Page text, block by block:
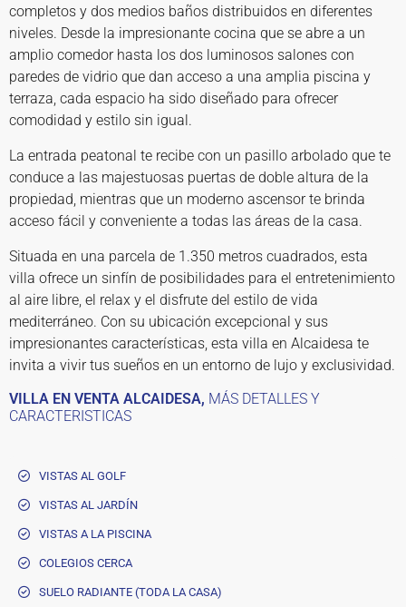
completos y dos medios baños distribuidos en diferentes
niveles. Desde la impresionante cocina que se abre a un
amplio comedor hasta los dos luminosos salones con
paredes de vidrio que dan acceso a una amplia piscina y
terraza, cada espacio ha sido diseñado para ofrecer
comodidad y estilo sin igual.
La entrada peatonal te recibe con un pasillo arbolado que te
conduce a las majestuosas puertas de doble altura de la
propiedad, mientras que un moderno ascensor te brinda
acceso fácil y conveniente a todas las áreas de la casa.
Situada en una parcela de 1.350 metros cuadrados, esta
villa ofrece un sinfín de posibilidades para el entretenimiento
al aire libre, el relax y el disfrute del estilo de vida
mediterráneo. Con su ubicación excepcional y sus
impresionantes características, esta villa en Alcaidesa te
invita a vivir tus sueños en un entorno de lujo y exclusividad.
VILLA EN VENTA ALCAIDESA, MÁS DETALLES Y
CARACTERISTICAS
VISTAS AL GOLF
VISTAS AL JARDÍN
VISTAS A LA PISCINA
COLEGIOS CERCA
SUELO RADIANTE (TODA LA CASA)